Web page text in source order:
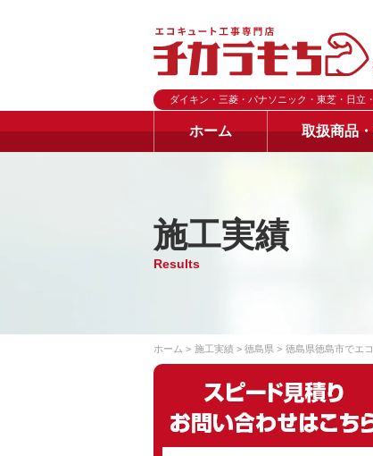
ダイキン・三菱・パナソニック・東芝・日立
ホーム 取扱商品
施工実績
Results
ホーム 施工実績 徳島県 徳島県徳島市でエ